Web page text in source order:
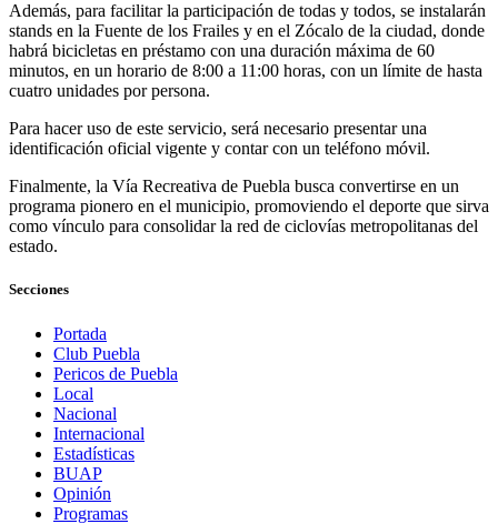
Además, para facilitar la participación de todas y todos, se instalarán
stands en la Fuente de los Frailes y en el Zócalo de la ciudad, donde
habrá bicicletas en préstamo con una duración máxima de 60
minutos, en un horario de 8:00 a 11:00 horas, con un límite de hasta
cuatro unidades por persona.
Para hacer uso de este servicio, será necesario presentar una
identificación oficial vigente y contar con un teléfono móvil.
Finalmente, la Vía Recreativa de Puebla busca convertirse en un
programa pionero en el municipio, promoviendo el deporte que sirva
como vínculo para consolidar la red de ciclovías metropolitanas del
estado.
Secciones
Portada
Club Puebla
Pericos de Puebla
Local
Nacional
Internacional
Estadísticas
BUAP
Opinión
Programas